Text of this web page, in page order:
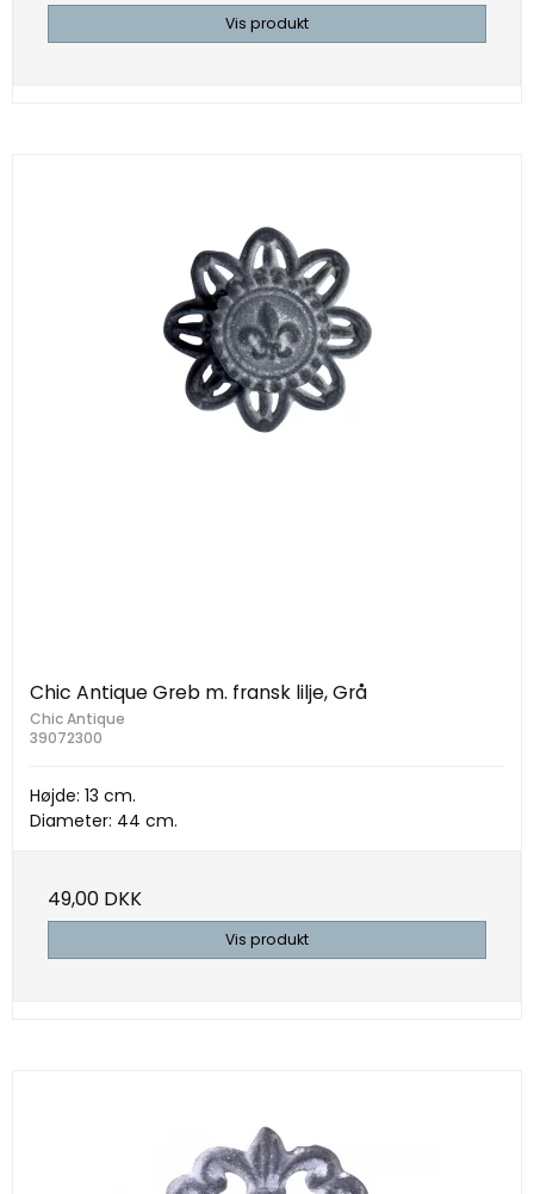
Vis produkt
Chic Antique Greb m. fransk lilje, Grå
Chic Antique
39072300
Højde: 13 cm.
Diameter: 44 cm.
49,00 DKK
Vis produkt